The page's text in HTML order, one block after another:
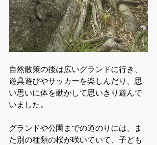
自然散策の後は広いグランドに行き、
遊具遊びやサッカーを楽しんだり、思
い思いに体を動かして思いきり遊んで
いました。
グランドや公園までの道のりには、ま
た別の種類の桜が咲いていて、子ども